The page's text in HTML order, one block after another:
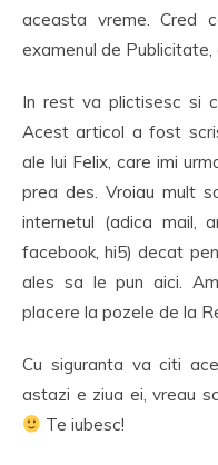
aceasta vreme. Cred
examenul de
In rest va plictisesc si
Acest articol a fost
ale lui Felix, care imi
prea des. Vroiau mult
internetul (adica mail,
facebook, hi5) decat
ales sa le pun aici.
placere la pozele de la
Cu siguranta va citi
astazi e ziua ei, vreau
Te iubesc!